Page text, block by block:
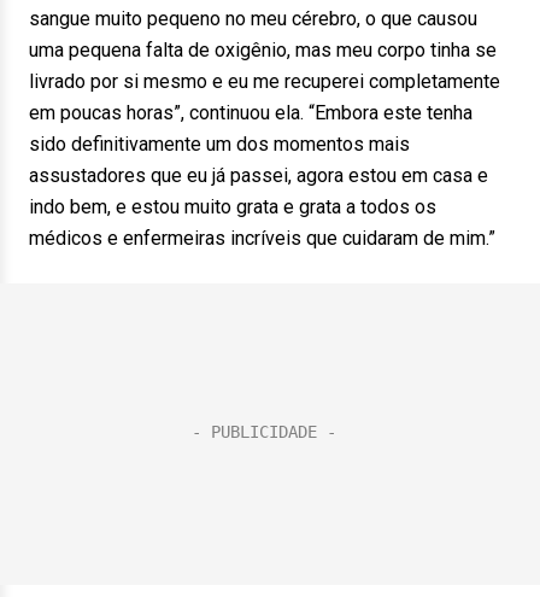
sangue muito pequeno no meu cérebro, o que causou
uma pequena falta de oxigênio, mas meu corpo tinha se
livrado por si mesmo e eu me recuperei completamente
em poucas horas”, continuou ela. “Embora este tenha
sido definitivamente um dos momentos mais
assustadores que eu já passei, agora estou em casa e
indo bem, e estou muito grata e grata a todos os
médicos e enfermeiras incríveis que cuidaram de mim.”